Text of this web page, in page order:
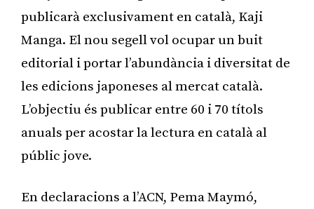
publicarà exclusivament en català, Kaji
Manga. El nou segell vol ocupar un buit
editorial i portar l’abundància i diversitat de
les edicions japoneses al mercat català.
L’objectiu és publicar entre 60 i 70 títols
anuals per acostar la lectura en català al
públic jove.
En declaracions a l’ACN, Pema Maymó,